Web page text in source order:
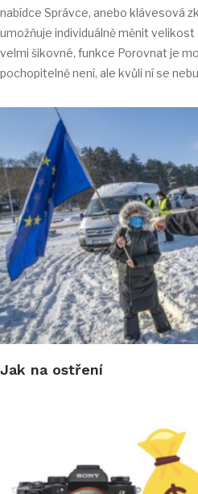
nabídce Správce, anebo klávesová
umožňuje individuálně měnit velikost
velmi šikovné, funkce Porovnat je
pochopitelně není, ale kvůli ní se
Jak na ostření